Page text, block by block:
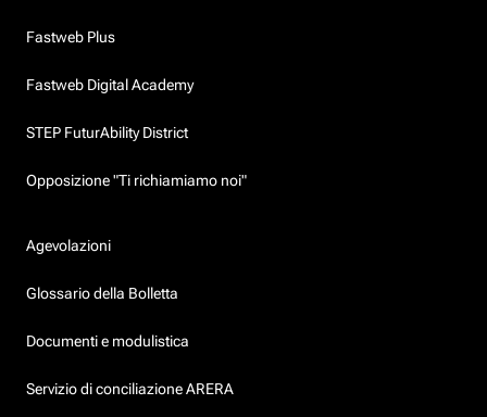
Fastweb Plus
Fastweb Digital Academy
STEP FuturAbility District
Opposizione "Ti richiamiamo noi"
Agevolazioni
Glossario della Bolletta
Documenti e modulistica
Servizio di conciliazione ARERA